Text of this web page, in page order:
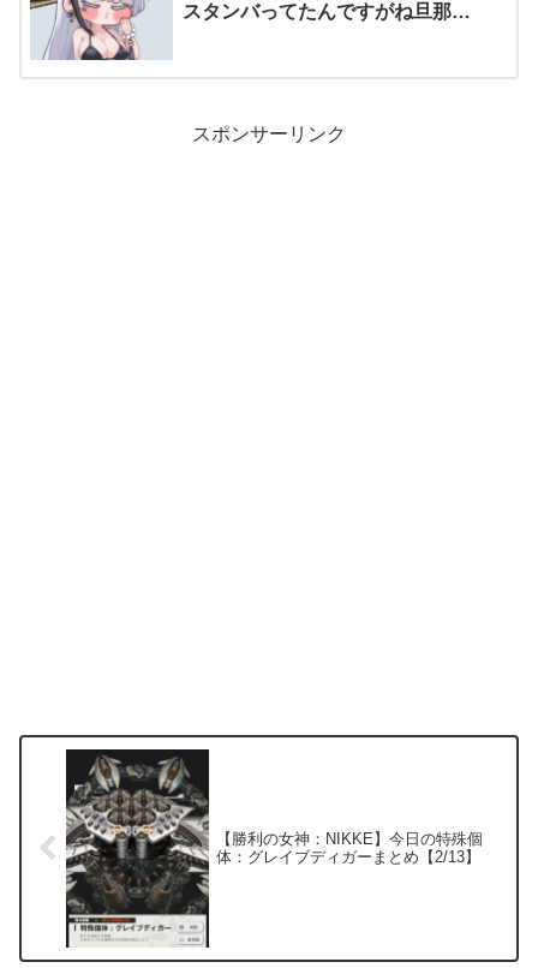
スタンバってたんですがね旦那…
スポンサーリンク
【勝利の女神：NIKKE】今日の特殊個
体：グレイブディガーまとめ【2/13】